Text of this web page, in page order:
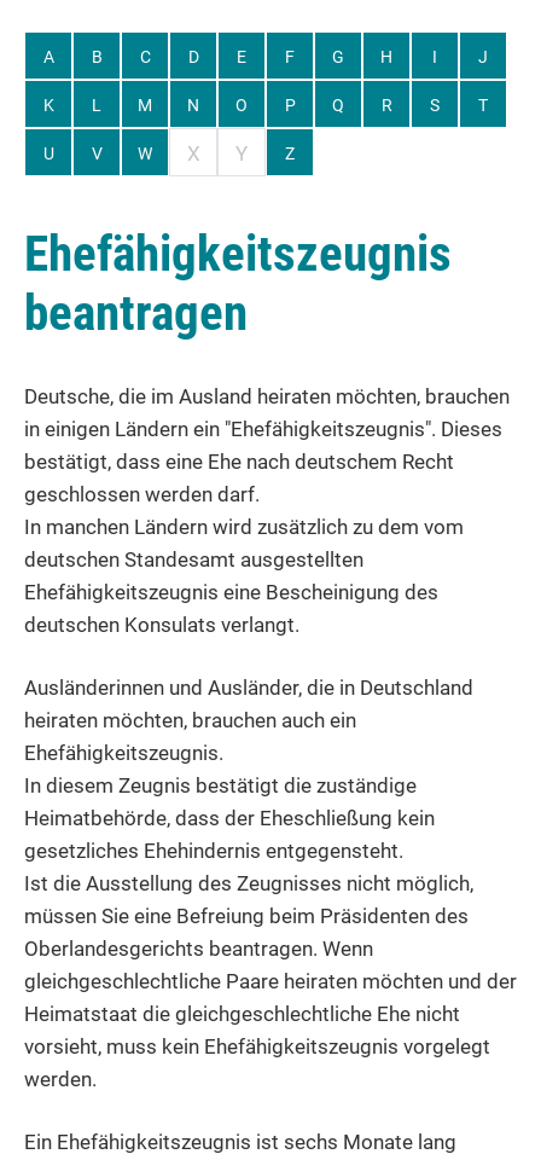
A B C D E F G H I J
K L M N O P Q R S T
U V W X Y Z
Ehefähigkeitszeugnis
beantragen
Deutsche, die im Ausland heiraten möchten, brauchen
in einigen Ländern ein "Ehefähigkeitszeugnis". Dieses
bestätigt, dass eine Ehe nach deutschem Recht
geschlossen werden darf.
In manchen Ländern wird zusätzlich zu dem vom
deutschen Standesamt ausgestellten
Ehefähigkeitszeugnis eine Bescheinigung des
deutschen Konsulats verlangt.
Ausländerinnen und Ausländer, die in Deutschland
heiraten möchten, brauchen auch ein
Ehefähigkeitszeugnis.
In diesem Zeugnis bestätigt die zuständige
Heimatbehörde, dass der Eheschließung kein
gesetzliches Ehehindernis entgegensteht.
Ist die Ausstellung des Zeugnisses nicht möglich,
müssen Sie eine Befreiung beim Präsidenten des
Oberlandesgerichts beantragen. Wenn
gleichgeschlechtliche Paare heiraten möchten und der
Heimatstaat die gleichgeschlechtliche Ehe nicht
vorsieht, muss kein Ehefähigkeitszeugnis vorgelegt
werden.
Ein Ehefähigkeitszeugnis ist sechs Monate lang